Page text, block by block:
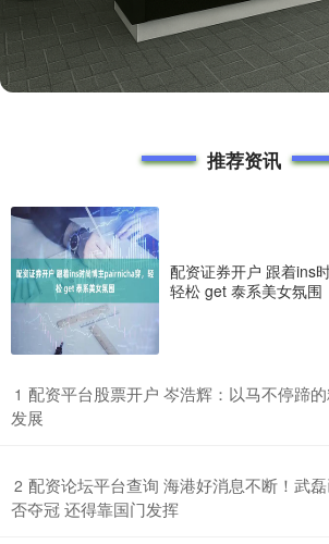
推荐资讯
配资证券开户 跟着ins
轻松 get 泰系美女氛围
1 配资平台股票开户 岑浩辉：以马不停蹄
发展
2 配资论坛平台查询 海港好消息不断！武
否夺冠 还得靠国门发挥